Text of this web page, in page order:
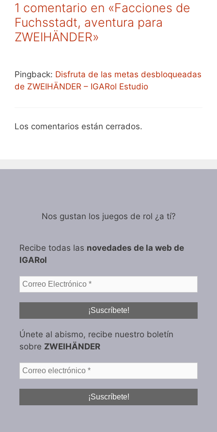
1 comentario en «Facciones de
Fuchsstadt, aventura para
ZWEIHÄNDER»
Pingback: Disfruta de las metas desbloqueadas
de ZWEIHÄNDER – IGARol Estudio
Los comentarios están cerrados.
Nos gustan los juegos de rol ¿a tí?
Recibe todas las novedades de la web de
IGARol
Únete al abismo, recibe nuestro boletín
sobre ZWEIHÄNDER